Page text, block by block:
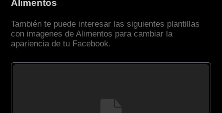
Alimentos
También te puede interesar las siguientes plantillas
con imagenes de Alimentos para cambiar la
apariencia de tu Facebook.